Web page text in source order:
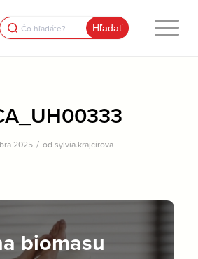
Search
for:
2025 / odsylvia.krajcirova
biomasu